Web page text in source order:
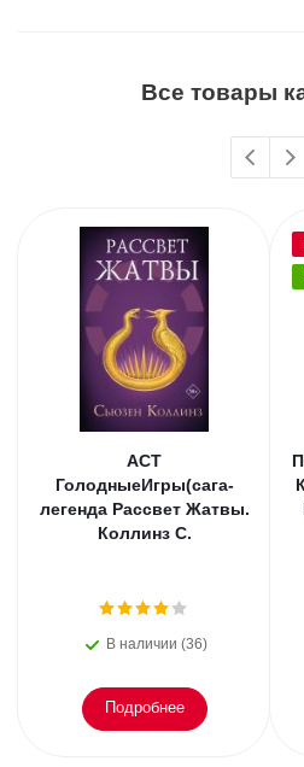
Все товары
АСТ
ГолодныеИгры(сага-
легенда Рассвет Жатвы.
Коллинз С.
В наличии (36)
Подробнее